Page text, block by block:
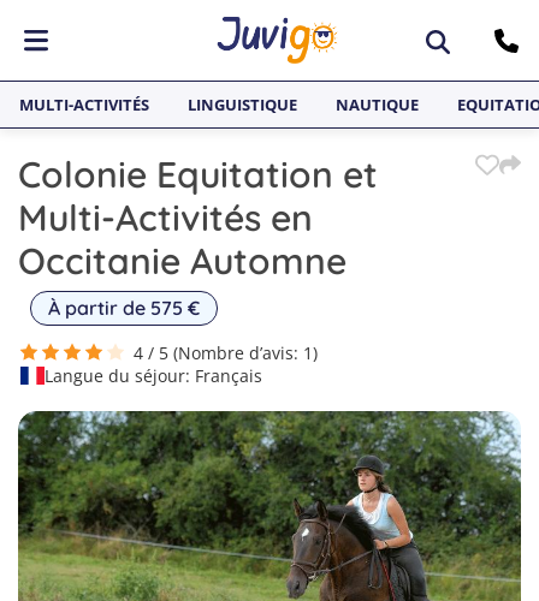
ACTIVITÉS
ACTIVITÉS
Surf
Équitation
Multi-activités
Sports nautiques
Skateboard
Snowboard
PAYS
Espagne, France, Malte, Angleterre, Allemagne
PAYS
Espagne
France
Malte
Angleterre
Allemagne
SÉJOURS LINGUISTIQUES Anglais
Espagnol
Allemand
Trouvez le séjour idéal pour vous
Répondez à quelques questions et laissez-nous faire le reste.
MULTI-ACTIVITÉS LINGUISTIQUE NAUTIQUE
Colonie Equitation et
Multi-Activités en
Occitanie Automne
À partir de 575 €
4 / 5 (Nombre d’avis: 1)
Langue du séjour: Français